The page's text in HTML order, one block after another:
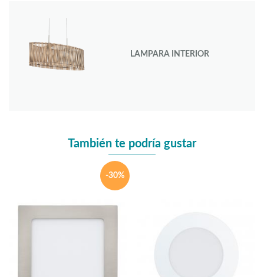
LAMPARA INTERIOR
También te podría gustar
-30%